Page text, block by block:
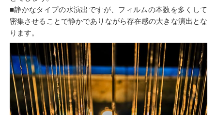
■静かなタイプの水演出ですが、フィルムの本数を多くして
密集させることで静かでありながら存在感の大きな演出とな
ります。